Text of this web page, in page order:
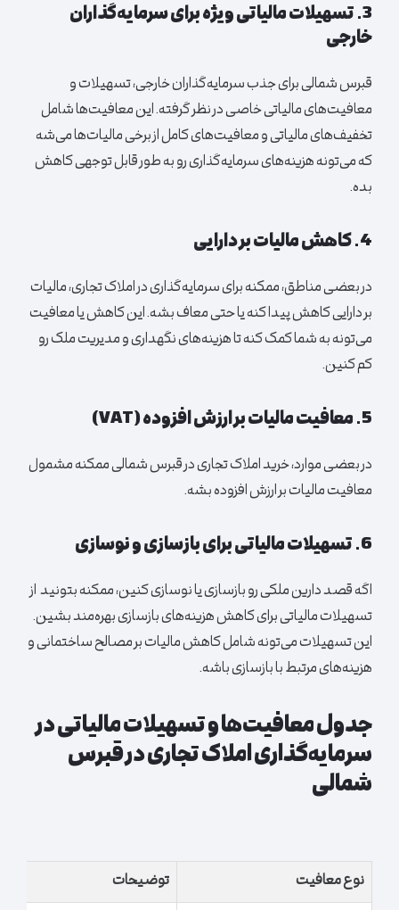
3. تسهیلات مالیاتی ویژه برای سرمایه‌گذاران
خارجی
قبرس شمالی برای جذب سرمایه‌گذاران خارجی، تسهیلات و
معافیت‌های مالیاتی خاصی در نظر گرفته. این معافیت‌ها شامل
تخفیف‌های مالیاتی و معافیت‌های کامل از برخی مالیات‌ها می‌شه
که می‌تونه هزینه‌های سرمایه‌گذاری رو به طور قابل توجهی کاهش
بده.
4. کاهش مالیات بر دارایی
در بعضی مناطق، ممکنه برای سرمایه‌گذاری در املاک تجاری، مالیات
بر دارایی کاهش پیدا کنه یا حتی معاف بشه. این کاهش یا معافیت
می‌تونه به شما کمک کنه تا هزینه‌های نگهداری و مدیریت ملک رو
کم کنین.
5. معافیت مالیات بر ارزش افزوده ( VAT
)
در بعضی موارد، خرید املاک تجاری در قبرس شمالی ممکنه مشمول
معافیت مالیات بر ارزش افزوده بشه.
6. تسهیلات مالیاتی برای بازسازی و نوسازی
اگه قصد دارین ملکی رو بازسازی یا نوسازی کنین، ممکنه بتونید از
تسهیلات مالیاتی برای کاهش هزینه‌های بازسازی بهره‌مند بشین.
این تسهیلات می‌تونه شامل کاهش مالیات بر مصالح ساختمانی و
هزینه‌های مرتبط با بازسازی باشه.
جدول معافیت‌ها و تسهیلات مالیاتی در
سرمایه‌گذاری املاک تجاری در قبرس
شمالی
نوع معافیت
توضیحات